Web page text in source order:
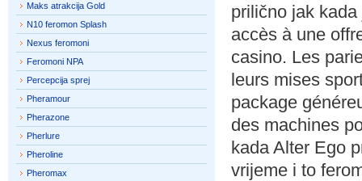
prilično jak
accès à une
casino. Les
leurs mises
package
des machines
kada Alter Ego
vrijeme i to
Maks atrakcija Gold
N10 feromon Splash
Nexus feromoni
Feromoni NPA
Percepcija sprej
Pheramour
Pherazone
Pherlure
Pheroline
Pheromax